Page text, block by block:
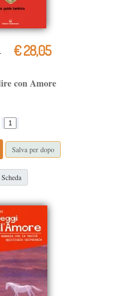
€ 28,05
con Amore
Salva per dopo
Scheda